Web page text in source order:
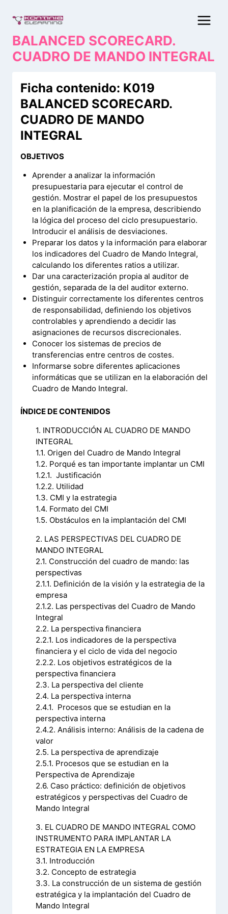
contenido
BALANCED SCORECARD.
CUADRO DE MANDO INTEGRAL
Ficha contenido: K019
BALANCED SCORECARD.
CUADRO DE MANDO
INTEGRAL
OBJETIVOS
Aprender a analizar la información
presupuestaria para ejecutar el control de
gestión. Mostrar el papel de los presupuestos
en la planificación de la empresa, describiendo
la lógica del proceso del ciclo presupuestario.
Introducir el análisis de desviaciones.
Preparar los datos y la información para elaborar
los indicadores del Cuadro de Mando Integral,
calculando los diferentes ratios a utilizar.
Dar una caracterización propia al auditor de
gestión, separada de la del auditor externo.
Distinguir correctamente los diferentes centros
de responsabilidad, definiendo los objetivos
controlables y aprendiendo a decidir las
asignaciones de recursos discrecionales.
Conocer los sistemas de precios de
transferencias entre centros de costes.
Informarse sobre diferentes aplicaciones
informáticas que se utilizan en la elaboración del
Cuadro de Mando Integral.
ÍNDICE DE CONTENIDOS
1. INTRODUCCIÓN AL CUADRO DE MANDO
INTEGRAL
1.1. Origen del Cuadro de Mando Integral
1.2. Porqué es tan importante implantar un CMI
1.2.1. Justificación
1.2.2. Utilidad
1.3. CMI y la estrategia
1.4. Formato del CMI
1.5. Obstáculos en la implantación del CMI
2. LAS PERSPECTIVAS DEL CUADRO DE
MANDO INTEGRAL
2.1. Construcción del cuadro de mando: las
perspectivas
2.1.1. Definición de la visión y la estrategia de la
empresa
2.1.2. Las perspectivas del Cuadro de Mando
Integral
2.2. La perspectiva financiera
2.2.1. Los indicadores de la perspectiva
financiera y el ciclo de vida del negocio
2.2.2. Los objetivos estratégicos de la
perspectiva financiera
2.3. La perspectiva del cliente
2.4. La perspectiva interna
2.4.1. Procesos que se estudian en la
perspectiva interna
2.4.2. Análisis interno: Análisis de la cadena de
valor
2.5. La perspectiva de aprendizaje
2.5.1. Procesos que se estudian en la
Perspectiva de Aprendizaje
2.6. Caso práctico: definición de objetivos
estratégicos y perspectivas del Cuadro de
Mando Integral
3. EL CUADRO DE MANDO INTEGRAL COMO
INSTRUMENTO PARA IMPLANTAR LA
ESTRATEGIA EN LA EMPRESA
3.1. Introducción
3.2. Concepto de estrategia
3.3. La construcción de un sistema de gestión
estratégica y la implantación del Cuadro de
Mando Integral